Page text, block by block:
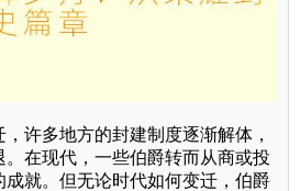
许多地方的封建制度逐渐解体，
在现代，一些伯爵转而从商或投
就。但无论时代如何变迁，伯爵